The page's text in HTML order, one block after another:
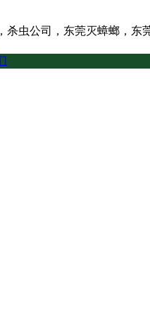
杀虫公司，东莞灭蟑螂，东